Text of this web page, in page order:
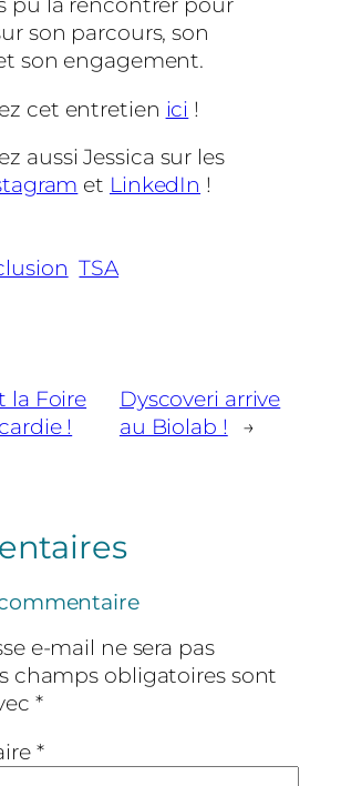
pu la rencontrer pour
son parcours, son
son engagement.
cet entretien ici !
aussi Jessica sur les
et LinkedIn !
TSA
la Foire
!
Dyscoveri arrive
au Biolab !
→
e-mail ne sera pas
champs obligatoires sont
*
*